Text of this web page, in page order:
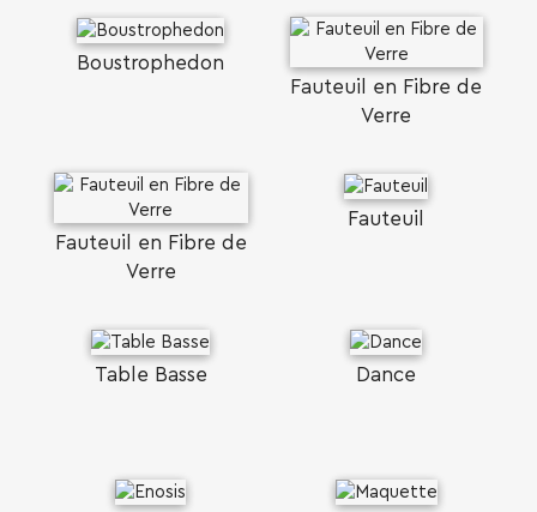
Boustrophedon
Fauteuil en Fibre de
Verre
Fauteuil en Fibre de
Verre
Fauteuil
Table Basse Dance